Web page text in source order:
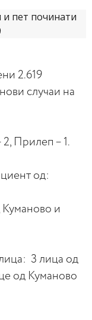
2.619
случаи на
2, Прилеп – 1.
од:
Куманово и
3 лица од
од Куманово